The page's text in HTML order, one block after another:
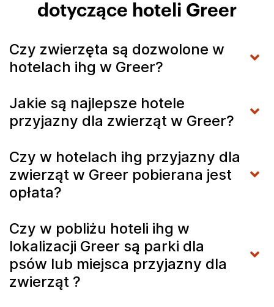
dotyczące hoteli Greer
Czy zwierzęta są dozwolone w
hotelach ihg w Greer?
Jakie są najlepsze hotele
przyjazny dla zwierząt w Greer?
Czy w hotelach ihg przyjazny dla
zwierząt w Greer pobierana jest
opłata?
Czy w pobliżu hoteli ihg w
lokalizacji Greer są parki dla
psów lub miejsca przyjazny dla
zwierząt ?